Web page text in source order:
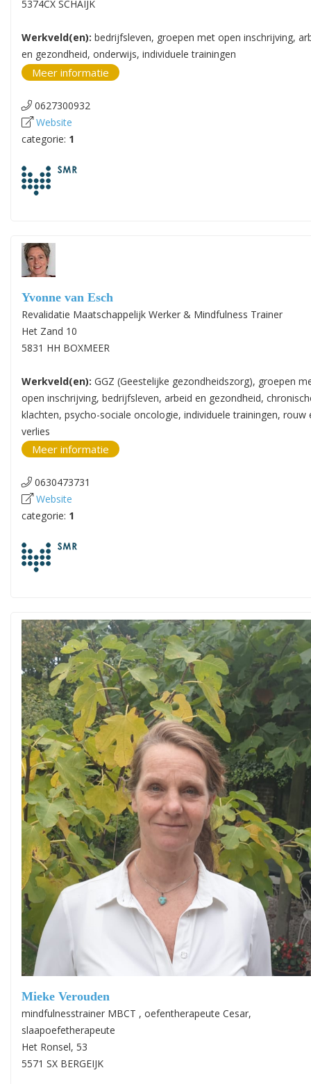
5374CX SCHAIJK
Werkveld(en): bedrijfsleven, groepen met open inschrijving,
en gezondheid, onderwijs, individuele trainingen
Meer informatie
0627300932
Website
categorie: 1
Yvonne van Esch
Revalidatie Maatschappelijk Werker & Mindfulness Trainer
Het Zand 10
5831 HH BOXMEER
Werkveld(en): GGZ (Geestelijke gezondheidszorg), groepen
open inschrijving, bedrijfsleven, arbeid en gezondheid,
klachten, psycho-sociale oncologie, individuele trainingen, rouw
verlies
Meer informatie
0630473731
Website
categorie: 1
Mieke Verouden
mindfulnesstrainer MBCT , oefentherapeute Cesar,
slaapoefetherapeute
Het Ronsel, 53
5571 SX BERGEIJK